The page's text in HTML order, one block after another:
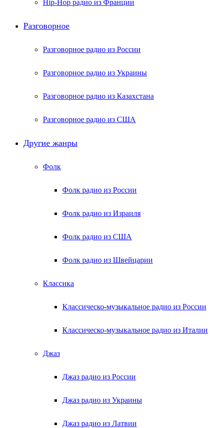
Hip-Hop радио из Франции
Разговорное
Разговорное радио из России
Разговорное радио из Украины
Разговорное радио из Казахстана
Разговорное радио из США
Другие жанры
Фолк
Фолк радио из России
Фолк радио из Израиля
Фолк радио из США
Фолк радио из Швейцарии
Классика
Классическо-музыкальное радио из России
Классическо-музыкальное радио из Италии
Джаз
Джаз радио из России
Джаз радио из Украины
Джаз радио из Латвии